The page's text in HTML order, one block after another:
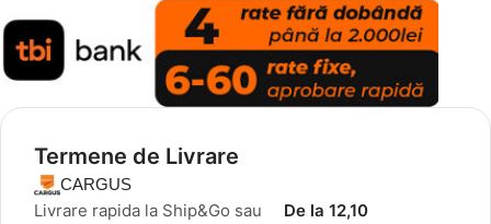
Termene de Livrare
CARGUS
Livrare rapida la Ship&Go sau
De la 12,10